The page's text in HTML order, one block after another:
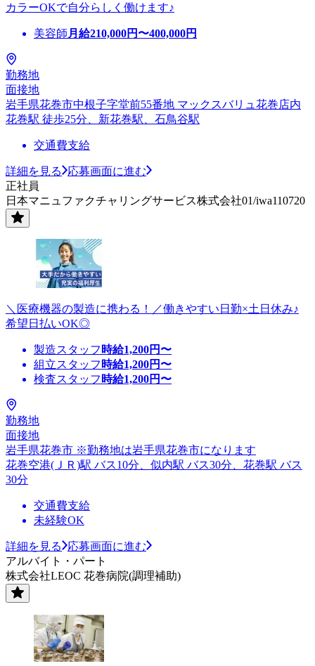
カラーOKで自分らしく働けます♪
美容師 月給210,000円〜400,000円
勤務地
面接地
岩手県花巻市中根子字堂前55番地 マックスバリュ花巻店内
花巻駅 徒歩25分、新花巻駅、石鳥谷駅
交通費支給
詳細を見る
応募画面に進む
正社員
日本マニュファクチャリングサービス株式会社01/iwa110720
＼医療機器の製造に携わる！／働きやすい日勤×土日休み♪
希望日払いOK◎
製造スタッフ 時給1,200円〜
組立スタッフ 時給1,200円〜
検査スタッフ 時給1,200円〜
勤務地
面接地
岩手県花巻市 ※勤務地は岩手県花巻市になります
花巻空港(ＪＲ)駅 バス10分、似内駅 バス30分、花巻駅 バス
30分
交通費支給
未経験OK
詳細を見る
応募画面に進む
アルバイト・パート
株式会社LEOC 花巻病院(調理補助)